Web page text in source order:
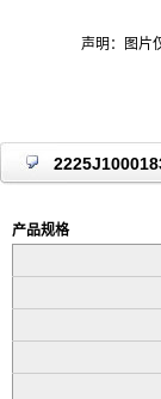
声明：图片
产品规格